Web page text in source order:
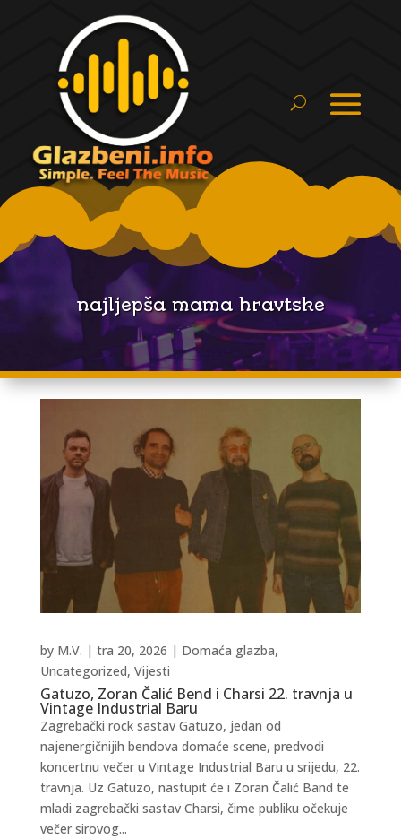
najljepša mama hravtske
Gatuzo, Zoran Čalić Bend i Charsi 22. travnja u
Vintage Industrial Baru
by M.V. | tra 20, 2026 | Domaća glazba,
Uncategorized, Vijesti
Zagrebački rock sastav Gatuzo, jedan od
najenergičnijih bendova domaće scene, predvodi
koncertnu večer u Vintage Industrial Baru u srijedu, 22.
travnja. Uz Gatuzo, nastupit će i Zoran Čalić Band te
mladi zagrebački sastav Charsi, čime publiku očekuje
večer sirovog...